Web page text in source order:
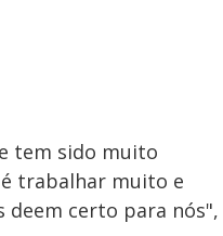
tem sido muito
trabalhar muito e
deem certo para nós",